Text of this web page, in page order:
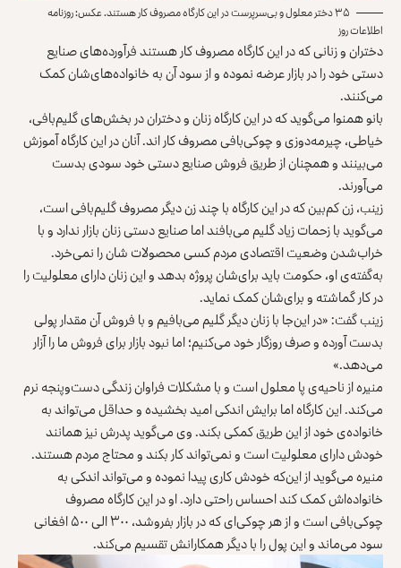
۳۵ دختر معلول و بی‌سرپرست در این کارگاه مصروف کار هستند. عکس: روزنامه
اطلاعات روز
دختران و زنانی که در این کارگاه مصروف کار هستند فرآورده‌های صنایع
دستی خود را در بازار عرضه نموده و از سود آن به خانواده‌های‌شان کمک
می‌کنند.
بانو همنوا می‌گوید که در این کارگاه زنان و دختران در بخش‌های گلیم‌بافی،
خیاطی، چیرمه‌دوزی و چوکی‌بافی مصروف کار اند. آنان در این کارگاه آموزش
می‌بینند و همچنان از طریق فروش صنایع دستی خود سودی بدست
می‌آورند.
زینب، زن کم‌بین که در این کارگاه با چند زن دیگر مصروف گلیم‌بافی است،
می‌گوید با زحمات زیاد گلیم می‌بافند اما صنایع دستی زنان بازار ندارد و با
خراب‌شدن وضعیت اقتصادی مردم کسی محصولات شان را نمی‌خرد.
به‌گفته‌ی او، حکومت باید برای‌شان پروژه بدهد و این زنان دارای معلولیت را
در کار گماشته و برای‌شان کمک نماید.
زینب گفت: «در این‌جا با زنان دیگر گلیم می‌بافیم و با فروش آن مقدار پولی
بدست آورده و صرف روزگار خود می‌کنیم؛ اما نبود بازار برای فروش ما را آزار
می‌دهد.»
منیره از ناحیه‌ی پا معلول است و با مشکلات فراوان زندگی دست‌وپنجه نرم
می‌کند. این کارگاه اما برایش اندکی امید بخشیده و حداقل می‌تواند به
خانواده‌ی خود از این طریق کمکی بکند. وی می‌گوید پدرش نیز همانند
خودش دارای معلولیت است و نمی‌تواند کار بکند و محتاج مردم هستند.
منیره می‌گوید از این‌که خودش کاری پیدا نموده و می‌تواند اندکی به
خانواده‌اش کمک کند احساس راحتی دارد. او در این کارگاه مصروف
چوکی‌بافی است و از هر چوکی‌ای که در بازار بفروشد، ۳۰۰ الی ۵۰۰ افغانی
سود می‌ماند و این پول را با دیگر همکارانش تقسیم می‌کند.